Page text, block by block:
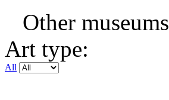
Other museums
Art type:
All